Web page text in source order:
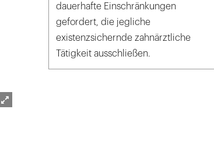
dauerhafte Einschränkungen
gefordert, die jegliche
existenzsichernde zahnärztliche
Tätigkeit ausschließen.